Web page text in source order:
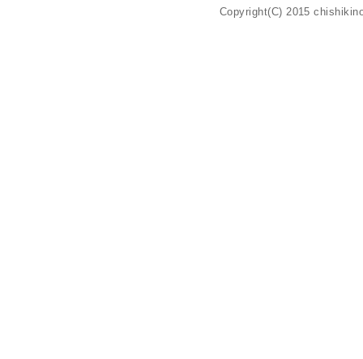
Copyright(C) 2015